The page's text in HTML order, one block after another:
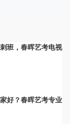
班，春晖艺考电视
好？春晖艺考专业